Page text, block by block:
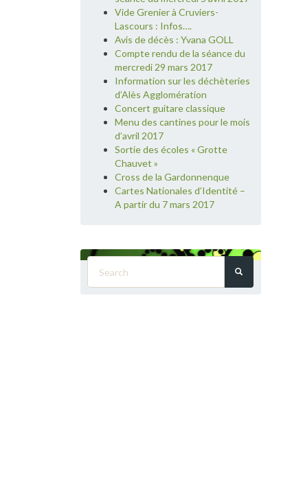
Vide Grenier à Cruviers-
Lascours : Infos….
Avis de décès : Yvana GOLL
Compte rendu de la séance du
mercredi 29 mars 2017
Information sur les déchèteries
d’Alès Agglomération
Concert guitare classique
Menu des cantines pour le mois
d’avril 2017
Sortie des écoles « Grotte
Chauvet »
Cross de la Gardonnenque
Cartes Nationales d’Identité –
A partir du 7 mars 2017
Search